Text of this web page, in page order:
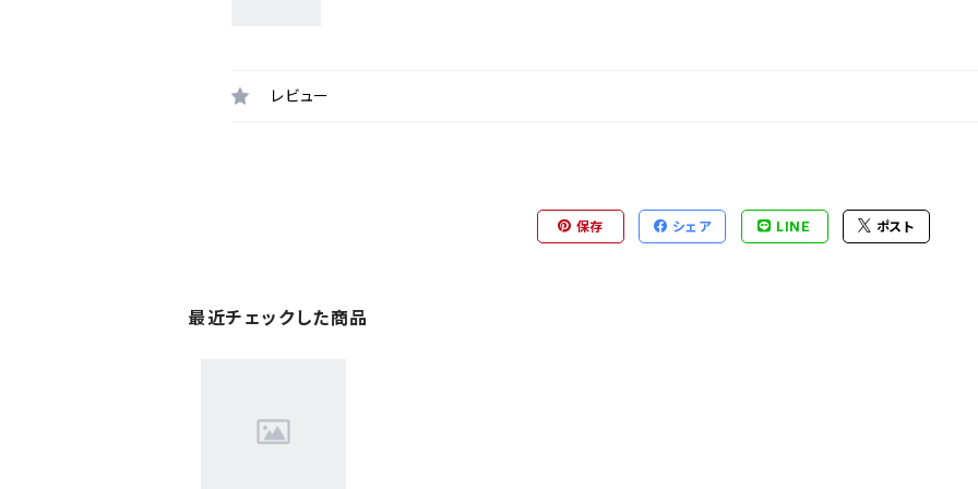
レビュー
保存 シェア LINE ポスト
最近チェックした商品